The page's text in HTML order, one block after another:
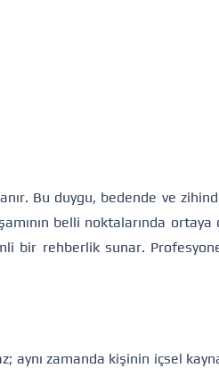
Bu duygu, bedende ve
belli noktalarında
bir rehberlik sunar.
zamanda kişinin içsel